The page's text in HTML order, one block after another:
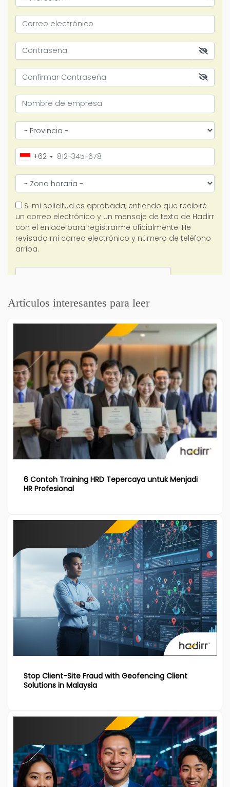
Artículos interesantes para leer
6 Contoh Training HRD Tepercaya untuk Menjadi
HR Profesional
Stop Client-Site Fraud with Geofencing Client
Solutions in Malaysia